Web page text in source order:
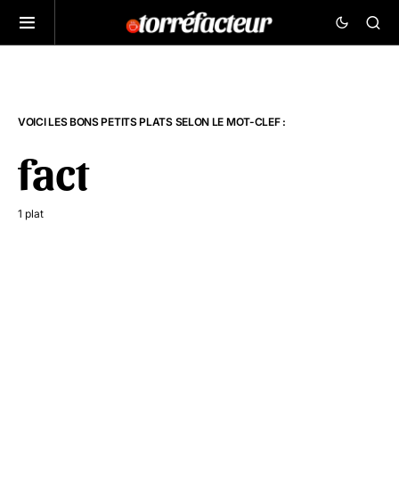
VOICI LES BONS PETITS PLATS SELON LE MOT-CLEF :
fact
1 plat